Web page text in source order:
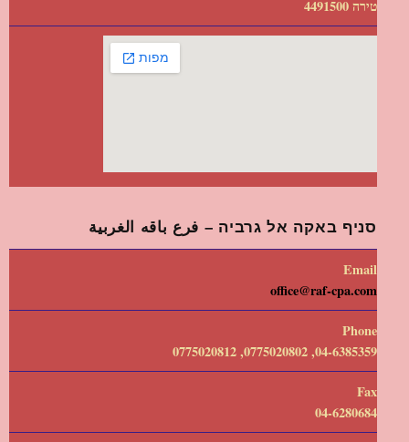
טירה 4491500
סניף באקה אל גרביה – فرع باقه الغربية
Email
office@raf-cpa.com
Phone
04-6385359, 0775020802, 0775020812
Fax
04-6280684